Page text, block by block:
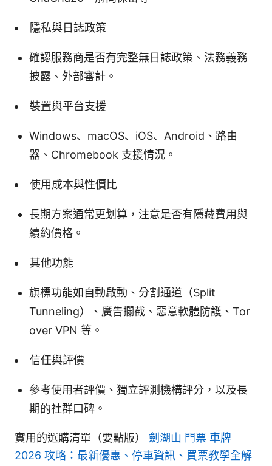
隱私與日誌政策
確認服務商是否有完整無日誌政策、法務義務
披露、外部審計。
裝置與平台支援
Windows、macOS、iOS、Android、路由
器、Chromebook 支援情況。
使用成本與性價比
長期方案通常更划算，注意是否有隱藏費用與
續約價格。
其他功能
旗標功能如自動啟動、分割通道（Split
Tunneling）、廣告攔截、惡意軟體防護、Tor
over VPN 等。
信任與評價
參考使用者評價、獨立評測機構評分，以及長
期的社群口碑。
實用的選購清單（要點版） 劍湖山 門票 車牌
2026 攻略：最新優惠、停車資訊、買票教學全解